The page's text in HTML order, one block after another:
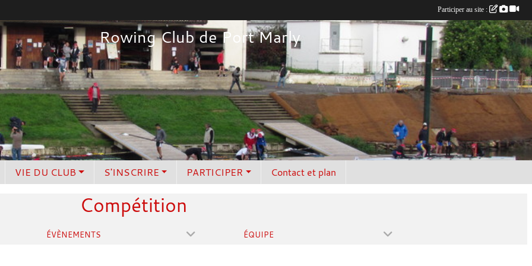
Rowing Club de Port Marly
VIE DU CLUB S'INSCRIRE PARTICIPER Contact et plan
Compétition
ÉVÈNEMENTS ÉQUIPE
Participer au site :